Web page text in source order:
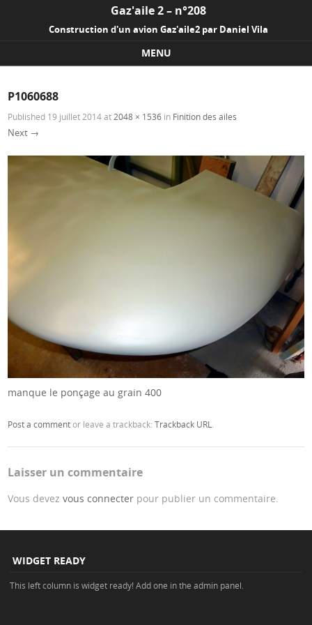
Gaz'aile 2 – n°208
Construction d'un avion Gaz'aile2 par Daniel Vila
MENU
P1060688
Published 19 juillet 2014at 2048 × 1536 in Finition des ailes
Next →
manque le ponçage au grain 400
Post a commentor leave a trackback:Trackback URL
Laisser un commentaire
Vous devezvous connecter pour publier un commentaire.
WIDGET READY
This left column is widget ready! Add one in the admin panel.